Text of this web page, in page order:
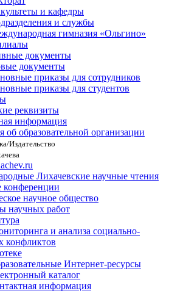
и кафедры
и службы
гимназия «Ольгино»
документы
документы
приказы для сотрудников
приказы для студентов
реквизиты
информация
об образовательной организации
Издательство
Лихачевские научные чтения
конференции
научное общество
научных работ
и анализа социально-
конфликтов
Интернет-ресурсы
каталог
информация